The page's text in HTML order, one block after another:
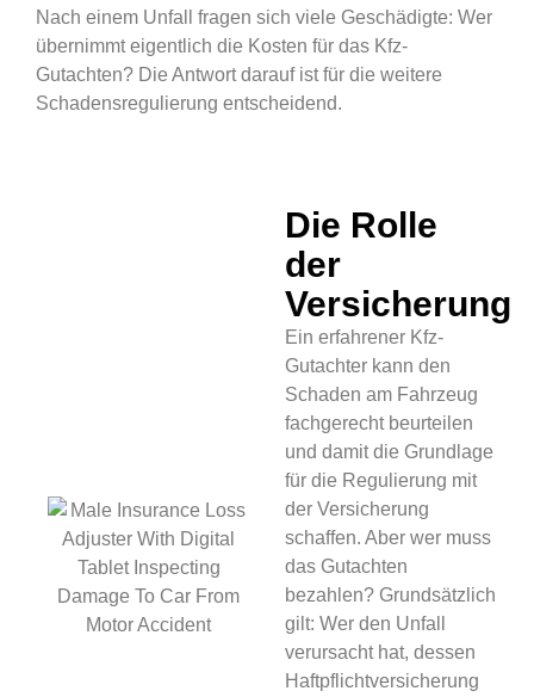
Nach einem Unfall fragen sich viele Geschädigte: Wer
übernimmt eigentlich die Kosten für das Kfz-
Gutachten? Die Antwort darauf ist für die weitere
Schadensregulierung entscheidend.
Die Rolle
der
Versicherung
Ein erfahrener Kfz-
Gutachter kann den
Schaden am Fahrzeug
fachgerecht beurteilen
und damit die Grundlage
für die Regulierung mit
der Versicherung
schaffen. Aber wer muss
das Gutachten
bezahlen? Grundsätzlich
gilt: Wer den Unfall
verursacht hat, dessen
Haftpflichtversicherung